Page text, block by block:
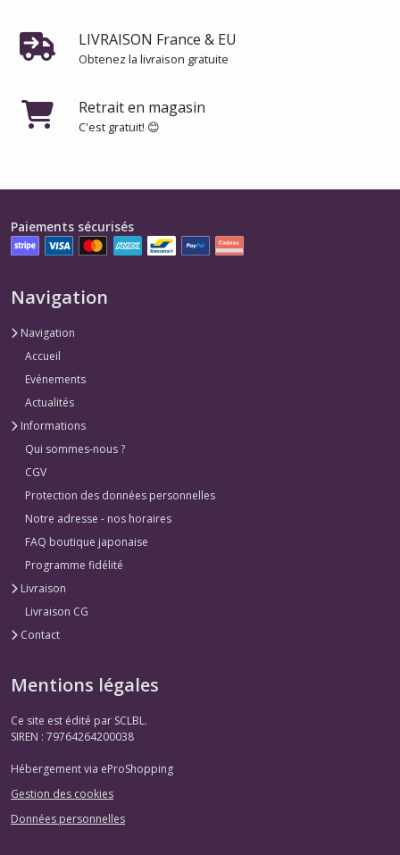
LIVRAISON France & EU
Obtenez la livraison gratuite
Retrait en magasin
C'est gratuit! 😊
Paiements sécurisés
Navigation
Navigation
Accueil
Evénements
Actualités
Informations
Qui sommes-nous ?
CGV
Protection des données personnelles
Notre adresse - nos horaires
FAQ boutique japonaise
Programme fidélité
Livraison
Livraison CG
Contact
Mentions légales
Ce site est édité par SCLBL.
SIREN : 79764264200038
Hébergement via eProShopping
Gestion des cookies
Données personnelles